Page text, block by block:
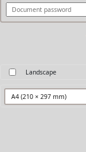
Landscape